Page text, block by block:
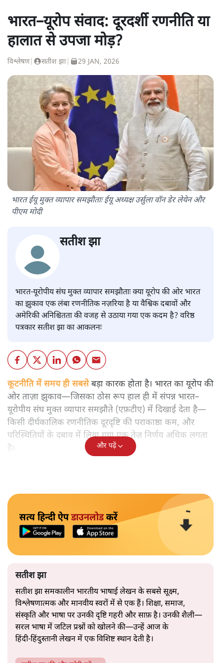
भारत–यूरोप संवाद: दूरदर्शी रणनीति या
हालात से उपजा मोड़?
विश्लेषण| सतीश झा 29 JAN, 2026
भारत ईयू मुक्त व्यापार समझौताः ईयू अध्यक्ष उर्सुला वॉन डेर लेयेन और
पीएम मोदी
सतीश झा
भारत-यूरोपीय संघ मुक्त व्यापार समझौताः क्या यूरोप की ओर भारत
का झुकाव एक लंबा रणनीतिक नज़रिया है या वैश्विक दबावों और
अमेरिकी अनिश्चितता की वजह से उठाया गया एक कदम है? वरिष्ठ
पत्रकार सतीश झा का आकलनः
कूटनीति में समय ही सबसेबड़ा कारक होता है। भारत का यूरोप की
ओर ताज़ा झुकाव—जिसका ठोस रूप हाल ही में संपन्न भारत–
यूरोपीय संघ मुक्त व्यापार समझौते (एफ़टीए) में दिखाई देता है—
किसी दीर्घकालिक रणनीतिक दूरदृष्टि की पराकाष्ठा कम, और
परिस्थितियों के दबाव में लिया गया एक तेज़ निर्णय अधिक लगता
है।
और पढ़ें
सत्य हिन्दी ऐपडाउनलोडकरें
सतीश झा
सतीश झा समकालीन भारतीय भाषाई लेखन के सबसे सूक्ष्म,
विश्लेषणात्मक और मानवीय स्वरों में से एक हैं। शिक्षा, समाज,
संस्कृति और भाषा पर उनकी दृष्टि गहरी और साफ़ है। उनकी शैली—
सरल भाषा में जटिल प्रश्नों को खोलने की—उन्हें आज के
हिंदी‑हिंदुस्तानी लेखन में एक विशिष्ट स्थान देती है।